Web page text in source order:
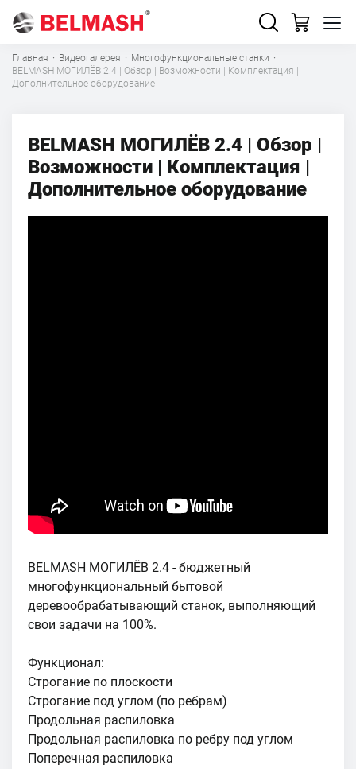
Главная · Видеогалерея · Многофункциональные станки ·
BELMASH МОГИЛЁВ 2.4 | Обзор | Возможности | Комплектация |
Дополнительное оборудование
BELMASH МОГИЛЁВ 2.4 | Обзор |
Возможности | Комплектация |
Дополнительное оборудование
BELMASH МОГИЛЁВ 2.4 - бюджетный
многофункциональный бытовой
деревообрабатывающий станок, выполняющий
свои задачи на 100%.
Функционал:
Строгание по плоскости
Строгание под углом (по ребрам)
Продольная распиловка
Продольная распиловка по ребру под углом
Поперечная распиловка